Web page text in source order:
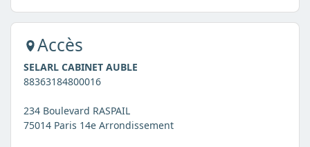
Accès
SELARL CABINET AUBLE
88363184800016
234 Boulevard RASPAIL
75014 Paris 14e Arrondissement